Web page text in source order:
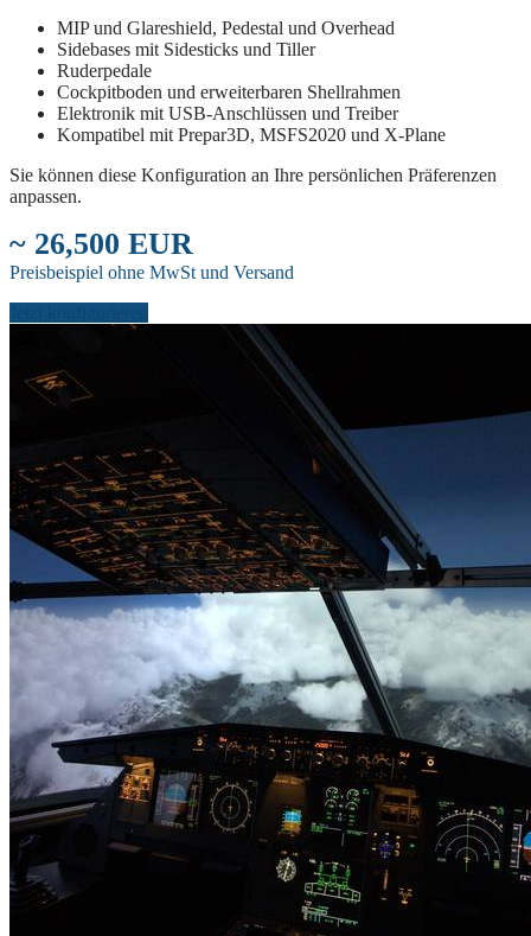
MIP und Glareshield, Pedestal und Overhead
Sidebases mit Sidesticks und Tiller
Ruderpedale
Cockpitboden und erweiterbaren Shellrahmen
Elektronik mit USB-Anschlüssen und Treiber
Kompatibel mit Prepar3D, MSFS2020 und X-Plane
Sie können diese Konfiguration an Ihre persönlichen Präferenzen
anpassen.
~ 26,500 EUR
Preisbeispiel ohne MwSt und Versand